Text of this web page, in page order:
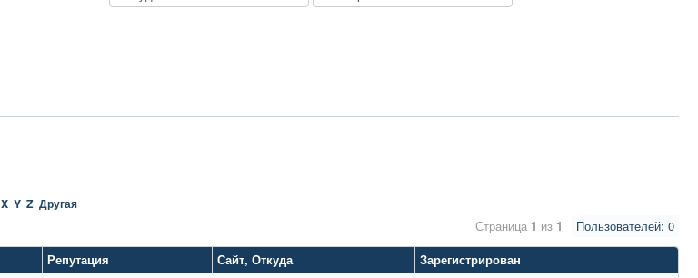
X Y Z Другая
Пользователей: 0
Страница 1 из 1
Репутация Сайт, Откуда
Зарегистрирован